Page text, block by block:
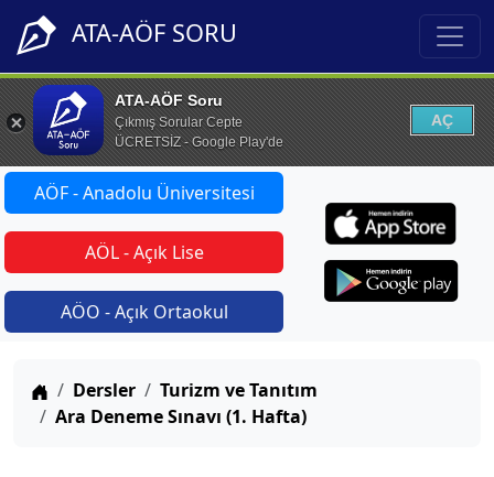
ATA-AÖF SORU
ATA-AÖF Soru
Çıkmış Sorular Cepte
ÜCRETSİZ - Google Play'de
AÇ
AÖF - Anadolu Üniversitesi
AÖL - Açık Lise
AÖO - Açık Ortaokul
Anasayfa
Dersler
Turizm ve Tanıtım
Ara Deneme Sınavı (1. Hafta)